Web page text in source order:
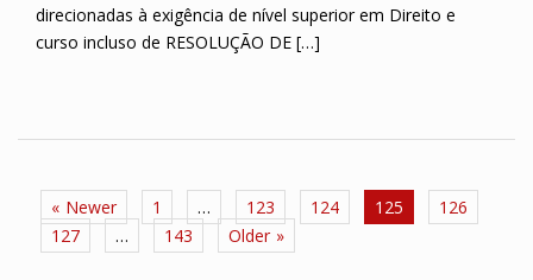
direcionadas à exigência de nível superior em Direito e
curso incluso de RESOLUÇÃO DE […]
Paginação
de
Newer 1 … 123 124 125
126
127
… 143 Older